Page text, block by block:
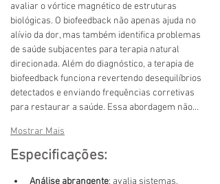
avaliar o vórtice magnético de estruturas
biológicas. O biofeedback não apenas ajuda no
alívio da dor, mas também identifica problemas
de saúde subjacentes para terapia natural
direcionada. Além do diagnóstico, a terapia de
biofeedback funciona revertendo desequilíbrios
detectados e enviando frequências corretivas
para restaurar a saúde. Essa abordagem não…
Mostrar Mais
Especificações:
Análise abrangente: avalia sistemas,